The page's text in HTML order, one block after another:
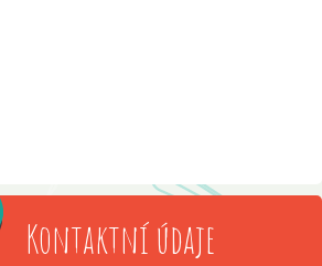
Kontaktní údaje